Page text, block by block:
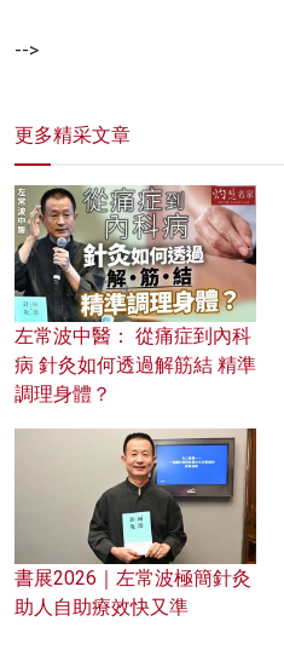
-->
更多精采文章
左常波中醫： 從痛症到內科
病 針灸如何透過解筋結 精準
調理身體？
書展2026｜左常波極簡針灸
助人自助療效快又準